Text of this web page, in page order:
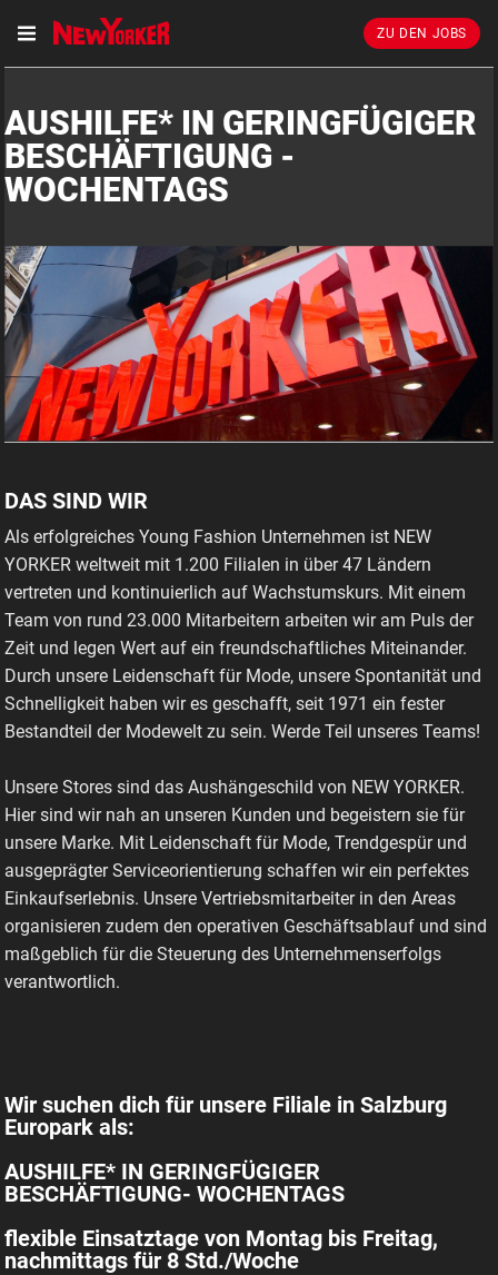
ZU DEN JOBS
AUSHILFE* IN GERINGFÜGIGER
BESCHÄFTIGUNG -
WOCHENTAGS
DAS SIND WIR
Als erfolgreiches Young Fashion Unternehmen ist NEW
YORKER weltweit mit 1.200 Filialen in über 47 Ländern
vertreten und kontinuierlich auf Wachstumskurs. Mit einem
Team von rund 23.000 Mitarbeitern arbeiten wir am Puls der
Zeit und legen Wert auf ein freundschaftliches Miteinander.
Durch unsere Leidenschaft für Mode, unsere Spontanität und
Schnelligkeit haben wir es geschafft, seit 1971 ein fester
Bestandteil der Modewelt zu sein. Werde Teil unseres Teams!
Unsere Stores sind das Aushängeschild von NEW YORKER.
Hier sind wir nah an unseren Kunden und begeistern sie für
unsere Marke. Mit Leidenschaft für Mode, Trendgespür und
ausgeprägter Serviceorientierung schaffen wir ein perfektes
Einkaufserlebnis. Unsere Vertriebsmitarbeiter in den Areas
organisieren zudem den operativen Geschäftsablauf und sind
maßgeblich für die Steuerung des Unternehmenserfolgs
verantwortlich.
Wir suchen dich für unsere Filiale in Salzburg
Europark als:
AUSHILFE* IN GERINGFÜGIGER
BESCHÄFTIGUNG- WOCHENTAGS
flexible Einsatztage von Montag bis Freitag,
nachmittags für 8 Std./Woche